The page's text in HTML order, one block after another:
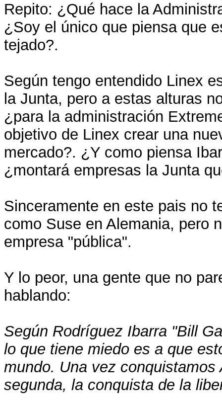
Repito: ¿Qué hace la
¿Soy el único que piensa que
tejado?.
Según tengo entendido Linex
la Junta, pero a estas alturas
¿para la administración
objetivo de Linex crear una
mercado?. ¿Y como piensa
¿montará empresas la Junta
Sinceramente en este pais no
como Suse en Alemania, pero
empresa "pública".
Y lo peor, una gente que no
hablando:
Según Rodríguez Ibarra "Bill
lo que tiene miedo es a que
mundo. Una vez
segunda, la conquista de la